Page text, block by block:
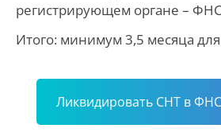
регистрирующем органе –
Итого: минимум 3,5 месяца
Ликвидировать СНТ в